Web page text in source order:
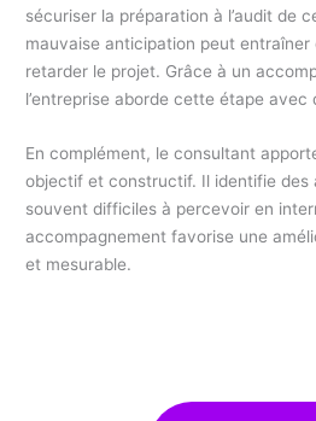
sécuriser la préparation à l’audit de
mauvaise anticipation peut
retarder le projet. Grâce à un
l’entreprise aborde cette étape
En complément, le consultant
objectif et constructif. Il identifie des
souvent difficiles à percevoir en
accompagnement favorise une
et mesurable.